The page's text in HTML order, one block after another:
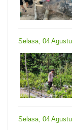
Selasa, 04
Selasa, 04